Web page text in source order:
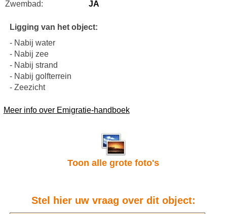
Zwembad: JA
Ligging van het object:
- Nabij water
- Nabij zee
- Nabij strand
- Nabij golfterrein
- Zeezicht
Meer info over Emigratie-handboek
Toon alle grote foto's
Stel hier uw vraag over dit object: